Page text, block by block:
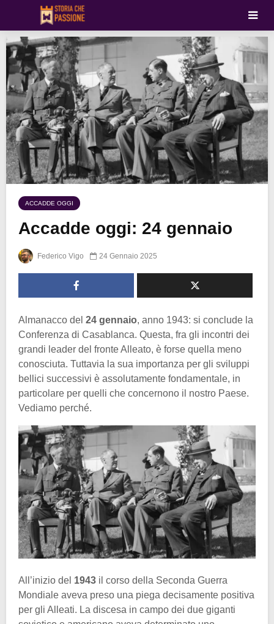
ACCADDE OGGI
Accadde oggi: 24 gennaio
Federico Vigo 24 Gennaio 2025
Almanacco del 24 gennaio, anno 1943: si conclude la
Conferenza di Casablanca. Questa, fra gli incontri dei
grandi leader del fronte Alleato, è forse quella meno
conosciuta. Tuttavia la sua importanza per gli sviluppi
bellici successivi è assolutamente fondamentale, in
particolare per quelli che concernono il nostro Paese.
Vediamo perché.
All’inizio del 1943 il corso della Seconda Guerra
Mondiale aveva preso una piega decisamente positiva
per gli Alleati. La discesa in campo dei due giganti